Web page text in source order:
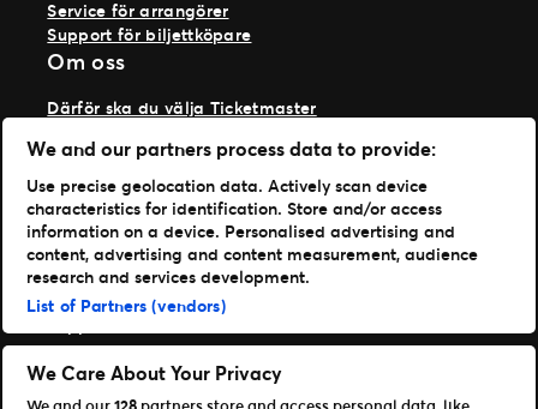
Service för arrangörer
Support för biljettköpare
Om oss
Därför ska du välja Ticketmaster
Vi på Ticketmaster
Vår historia
Jobba hos oss
Materialspecifikationer
Läs mer
Nyheter
Logga in på TM1
We and our partners process data to provide:
Use precise geolocation data. Actively scan device
characteristics for identification. Store and/or access
information on a device. Personalised advertising and
content, advertising and content measurement, audience
research and services development.
List of Partners (vendors)
We Care About Your Privacy